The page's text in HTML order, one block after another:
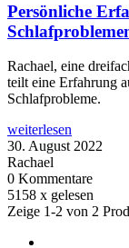
Persönliche
Rachael, eine
teilt eine Erfahrung
Schlafprobleme.
weiterlesen
30. August 2022
Rachael
0 Kommentare
5158 x gelesen
Zeige 1-2 von 2